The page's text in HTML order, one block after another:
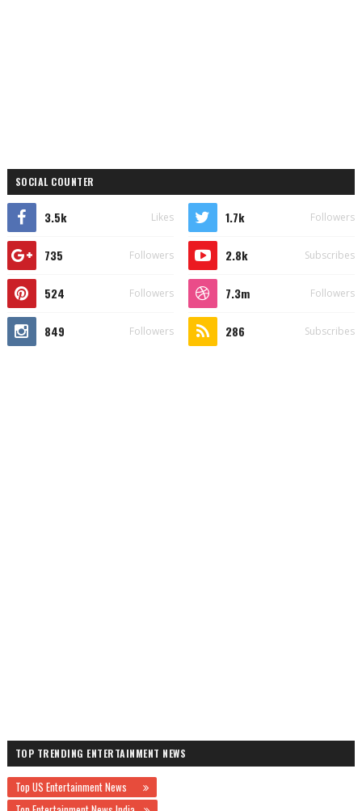
SOCIAL COUNTER
3.5k Likes 1.7k Followers
735 Followers 2.8k Subscribes
524 Followers 7.3m Followers
849 Followers 286 Subscribes
TOP TRENDING ENTERTAINMENT NEWS
Top US Entertainment News